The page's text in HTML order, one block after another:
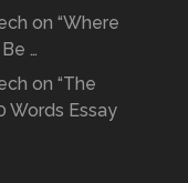
on “Where
…
on “The
Words Essay